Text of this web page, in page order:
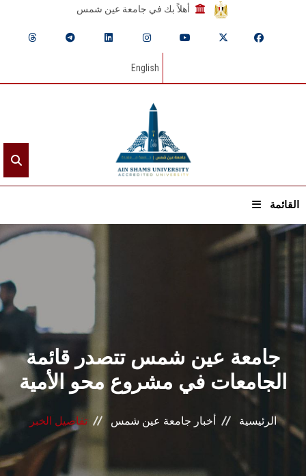
أهلاً بك في جامعة عين شمس
English
القائمة
الرئيسيـة
عن الجامعة
القطاعـات
الشئون الأكاديمية
البحث العلمي
الرعاية الصحية
المراكز والوحدات
جامعة عين شمس تتصدر قائمة
الجامعات في مشروع محو الأمية
الرئيسية أخبار جامعة عين شمس تفاصيل الخبر